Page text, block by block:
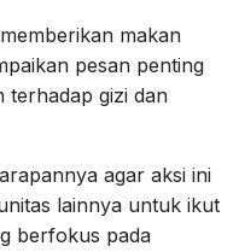
makan
pesan penting
terhadap gizi dan
agar aksi ini
lainnya untuk ikut
berfokus pada